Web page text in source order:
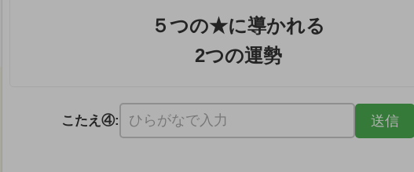
５つの★に導かれる
2つの運勢
こたえ④: 募集職種